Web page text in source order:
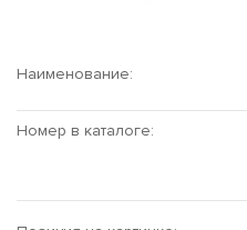
Наименование:
Номер в каталоге: